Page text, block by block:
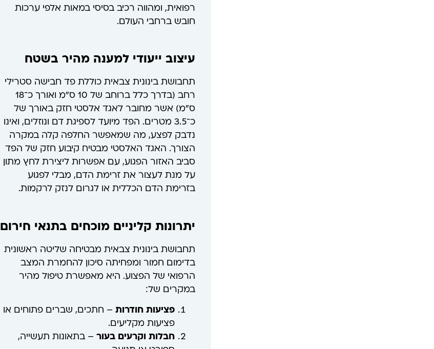
רפואית, ומהווה רכיב בסיסי במאות אלפי ערכות
חובש ברחבי העולם.
עיצוב ייעודי למענה מהיר בשטח
תחבושת בינונית צבאית כוללת פד חבישה סטרילי
רחב (בדרך כלל ברוחב של 10 ס"מ ואורך כ־18
ס"מ) אשר מחובר לאגד אלסטי חזק באורך של
כ־3.5 מטרים. הפד מיועד לספיגת דם ונוזלים, ואינו
נדבק לפצע, מה שמאפשר החלפה קלה במקרה
הצורך. האגד האלסטי מבטיח קיבוע חזק של הפד
סביב האזור הפגוע, עם אפשרות ליצירת לחץ מתון
על מנת לעצור את זרימת הדם, מבלי לפגוע
בזרימת הדם הכללית או לגרום לנזק לרקמות.
יתרונות קליניים מוכחים בתנאי חירום
תחבושת בינונית צבאית מבטיחה שליטה ראשונית
בדימום חמור ומפחיתה סיכון להחמרת המצב
הרפואי של הפצוע. היא מאפשרת טיפול מהיר
במקרים של:
פציעות חודרות – חתכים, שברים פתוחים או
פציעות מקליעים.
חבלות וקרעים בעור – בתאונות תעשייה,